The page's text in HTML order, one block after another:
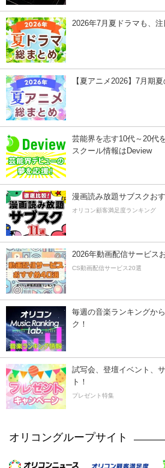
2026年7月夏ドラマも、
【夏アニメ2026】7月期
芸能界を志す10代～20代
スクール情報はDeview
漫画読み放題サブスクお
オリコン顧客満足度ランキング
2026年動画配信サービス
CS動画配信サービス20選
毎週の音楽ランキングか
ク！
試写会、登壇イベント、
ト！
プレゼント特集
オリコングループサイト